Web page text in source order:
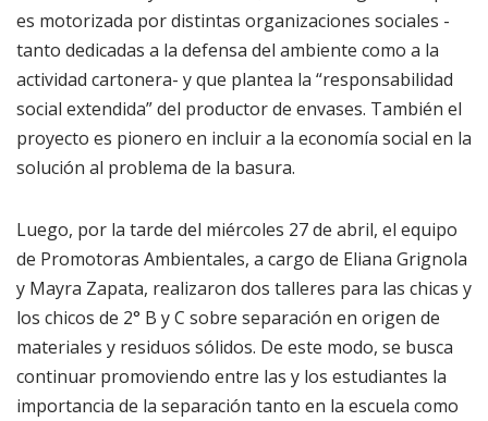
es motorizada por distintas organizaciones sociales -
tanto dedicadas a la defensa del ambiente como a la
actividad cartonera- y que plantea la “responsabilidad
social extendida” del productor de envases. También el
proyecto es pionero en incluir a la economía social en la
solución al problema de la basura.
Luego, por la tarde del miércoles 27 de abril, el equipo
de Promotoras Ambientales, a cargo de Eliana Grignola
y Mayra Zapata, realizaron dos talleres para las chicas y
los chicos de 2° B y C sobre separación en origen de
materiales y residuos sólidos. De este modo, se busca
continuar promoviendo entre las y los estudiantes la
importancia de la separación tanto en la escuela como